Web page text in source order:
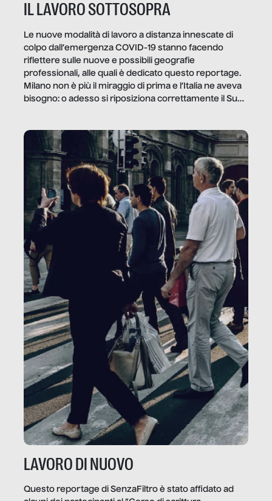
IL LAVORO SOTTOSOPRA
Le nuove modalità di lavoro a distanza innescate di
colpo dall’emergenza COVID-19 stanno facendo
riflettere sulle nuove e possibili geografie
professionali, alle quali è dedicato questo reportage.
Milano non è più il miraggio di prima e l’Italia ne aveva
bisogno: o adesso si riposiziona correttamente il Sud
LAVORO DI NUOVO
Questo reportage di SenzaFiltro è stato affidato ad